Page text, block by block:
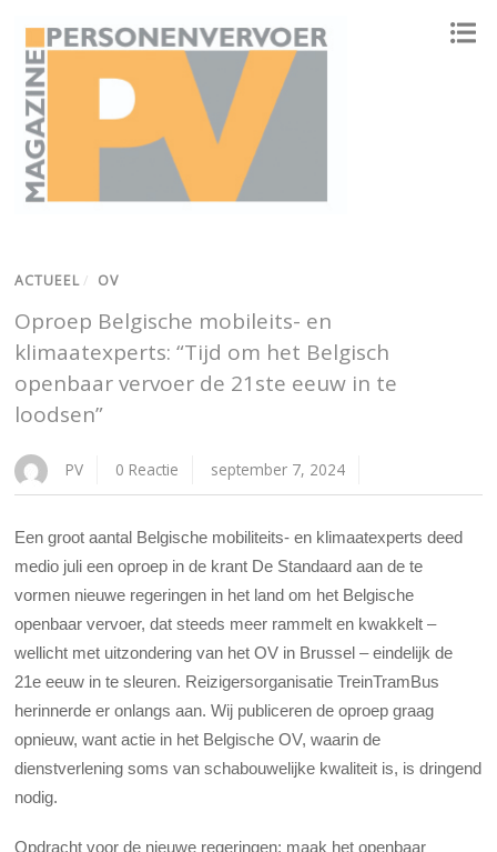
ACTUEEL / OV
Oproep Belgische mobileits- en
klimaatexperts: “Tijd om het Belgisch
openbaar vervoer de 21ste eeuw in te
loodsen”
PV 0 Reactie september 7, 2024
Een groot aantal Belgische mobiliteits- en klimaatexperts deed
medio juli een oproep in de krant De Standaard aan de te
vormen nieuwe regeringen in het land om het Belgische
openbaar vervoer, dat steeds meer rammelt en kwakkelt –
wellicht met uitzondering van het OV in Brussel – eindelijk de
21e eeuw in te sleuren. Reizigersorganisatie TreinTramBus
herinnerde er onlangs aan. Wij publiceren de oproep graag
opnieuw, want actie in het Belgische OV, waarin de
dienstverlening soms van schabouwelijke kwaliteit is, is dringend
nodig.
Opdracht voor de nieuwe regeringen: maak het openbaar